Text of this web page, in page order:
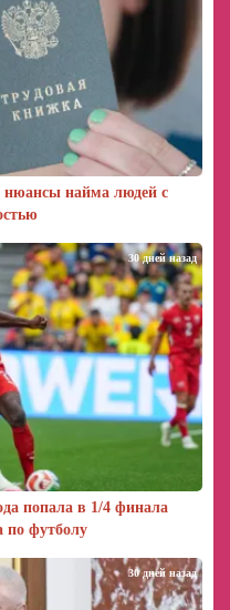
нюансы найма людей с
попала в 1/4 финала
по футболу
30 дней назад
30 дней назад